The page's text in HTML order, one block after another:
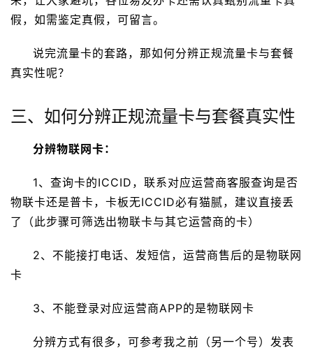
假，如需鉴定真假，可留言。
说完流量卡的套路，那如何分辨正规流量卡与套餐
真实性呢？
三、如何分辨正规流量卡与套餐真实性
分辨物联网卡：
1、查询卡的ICCID，联系对应运营商客服查询是否
物联卡还是普卡，卡板无ICCID必有猫腻，建议直接丢
了（此步骤可筛选出物联卡与其它运营商的卡）
2、不能接打电话、发短信，运营商售后的是物联网
卡
3、不能登录对应运营商APP的是物联网卡
分辨方式有很多，可参考我之前（另一个号）发表